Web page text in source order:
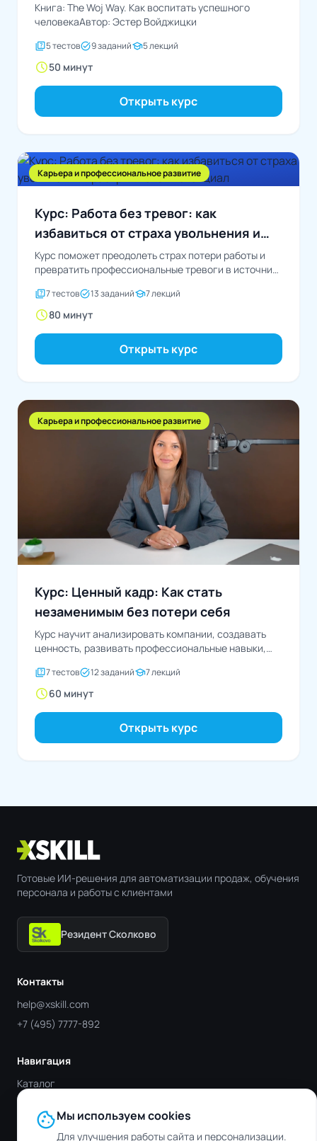
Книга: The Woj Way. Как воспитать успешного
человекаАвтор: Эстер Войджицки
quiz5 тестовtask_alt9 заданийschool5 лекций
schedule50 минут
Открыть курс
Карьера и профессиональное развитие
Курс: Работа без тревог: как
избавиться от страха увольнения и
раскрыть свой потенциал
Курс поможет преодолеть страх потери работы и
превратить профессиональные тревоги в источник
quiz7 тестовtask_alt13 заданийschool7 лекций
schedule80 минут
Открыть курс
Карьера и профессиональное развитие
Курс: Ценный кадр: Как стать
незаменимым без потери себя
Курс научит анализировать компании, создавать
ценность, развивать профессиональные навыки,
сохраняя...
quiz7 тестовtask_alt12 заданийschool7 лекций
schedule60 минут
Открыть курс
Готовые ИИ-решения для автоматизации продаж, обучения
персонала и работы с клиентами
Резидент Сколково
Контакты
help@xskill.com
+7 (495) 7777-892
Навигация
Каталог
Отрасли
БлогcookieМы используем cookies
Для улучшения работы сайта и персонализации.